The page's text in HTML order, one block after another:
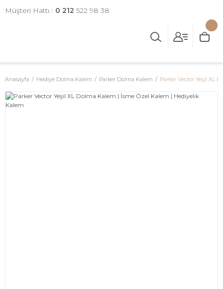
Müşteri Hattı : 0 212 522 98 38
Anasayfa Hediye Dolma Kalem Parker Dolma Kalem Parker Vector Yeşil XL